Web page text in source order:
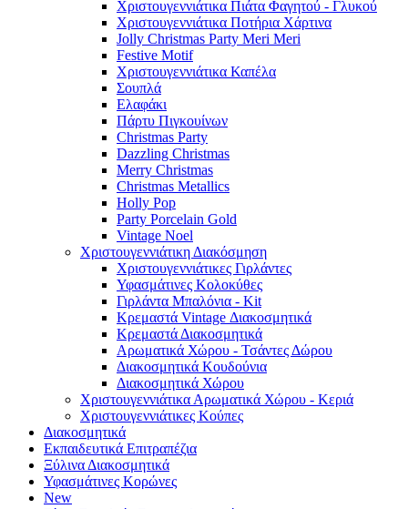
Χριστουγεννιάτικα Πιάτα Φαγητού - Γλυκού
Χριστουγεννιάτικα Ποτήρια Χάρτινα
Jolly Christmas Party Meri Meri
Festive Motif
Χριστουγεννιάτικα Καπέλα
Σουπλά
Ελαφάκι
Πάρτυ Πιγκουίνων
Christmas Party
Dazzling Christmas
Merry Christmas
Christmas Metallics
Holly Pop
Party Porcelain Gold
Vintage Noel
Χριστουγεννιάτικη Διακόσμηση
Χριστουγεννιάτικες Γιρλάντες
Υφασμάτινες Κολοκύθες
Γιρλάντα Μπαλόνια - Kit
Κρεμαστά Vintage Διακοσμητικά
Κρεμαστά Διακοσμητικά
Αρωματικά Χώρου - Τσάντες Δώρου
Διακοσμητικά Κουδούνια
Διακοσμητικά Χώρου
Χριστουγεννιάτικα Αρωματικά Χώρου - Κεριά
Χριστουγεννιάτικες Κούπες
Διακοσμητικά
Εκπαιδευτικά Επιτραπέζια
Ξύλινα Διακοσμητικά
Υφασμάτινες Κορώνες
New